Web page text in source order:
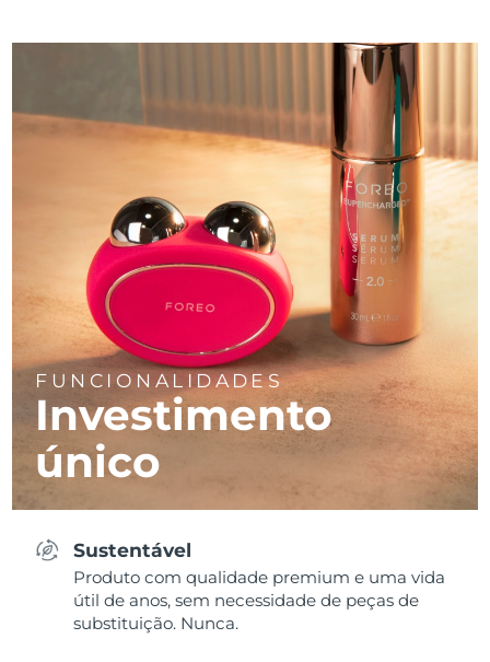
FUNCIONALIDADES
Investimento
único
Sustentável
Produto com qualidade premium e uma vida
útil de anos, sem necessidade de peças de
substituição. Nunca.